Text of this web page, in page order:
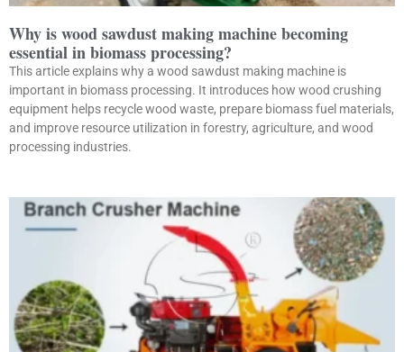
Why is wood sawdust making machine becoming
essential in biomass processing?
This article explains why a wood sawdust making machine is
important in biomass processing. It introduces how wood crushing
equipment helps recycle wood waste, prepare biomass fuel materials,
and improve resource utilization in forestry, agriculture, and wood
processing industries.